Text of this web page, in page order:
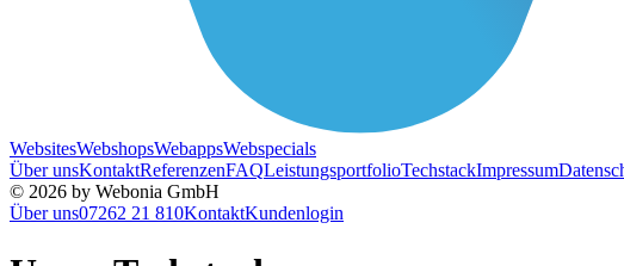
WebsitesWebshopsWebappsWebspecials
Über unsKontaktReferenzenFAQLeistungsportfolioTechstackImpressum
© 2026 by Webonia GmbH
Über uns07262 21 810KontaktKundenlogin